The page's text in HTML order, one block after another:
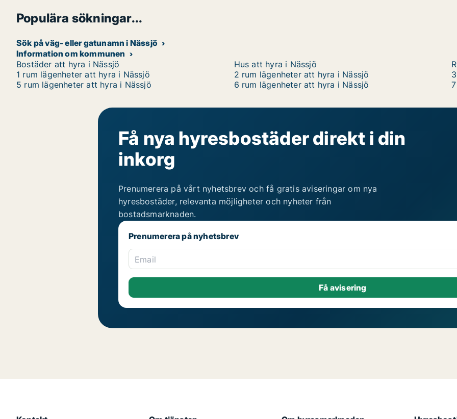
Populära sökningar...
Sök på väg- eller gatunamn i Nässjö
Information om kommunen
Bostäder att hyra i Nässjö
Hus att hyra i Nässjö
1 rum lägenheter att hyra i Nässjö
2 rum lägenheter att hyra i Nässjö
5 rum lägenheter att hyra i Nässjö
6 rum lägenheter att hyra i Nässjö
Få nya hyresbostäder direkt i din
inkorg
Prenumerera på vårt nyhetsbrev och få gratis aviseringar om nya
hyresbostäder, relevanta möjligheter och nyheter från
bostadsmarknaden.
Prenumerera på nyhetsbrev
Email